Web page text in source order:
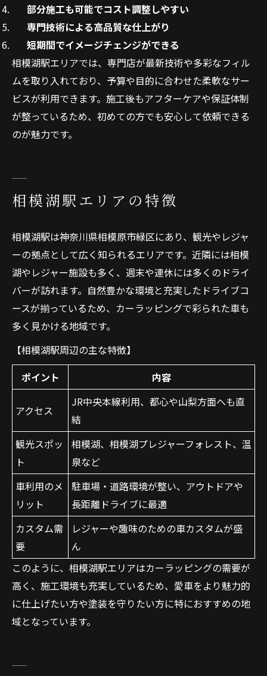
部分施工も可能でコスト調整しやすい
専門技術による高品質な仕上がり
短期間でイメージチェンジができる
相模湖駅エリアでは、専門店が最新技術や多彩なフィル
ムを取り入れており、予算や目的に合わせた柔軟なサー
ビスが利用できます。施工後もアフターケアや保証体制
が整っているため、初めての方でも安心して依頼できる
のが魅力です。
相模湖駅エリアの特徴
相模湖駅は神奈川県相模原市緑区にあり、観光やレジャ
ーの拠点として広く知られるエリアです。近隣には相模
湖やレジャー施設も多く、週末や連休には多くのドライ
バーが訪れます。自然豊かな環境と充実したドライブコ
ースが揃っているため、カーラッピングで彩られた車も
多く見かける地域です。
【相模湖駅周辺の主な特徴】
ポイント
内容
アクセス
JR中央本線利用、都心や山梨方面へも直
結
観光スポッ
ト
相模湖、相模湖プレジャーフォレスト、温
泉など
車利用のメ
リット
駐車場・道路環境が整い、アウトドアや
長距離ドライブに最適
カスタム需
要
レジャーや趣味のための車カスタムが盛
ん
このように、相模湖駅エリアはカーラッピングの需要が
高く、施工環境も充実しているため、愛車をより魅力的
に仕上げたい方や塗装を守りたい方に特におすすめの地
域となっています。